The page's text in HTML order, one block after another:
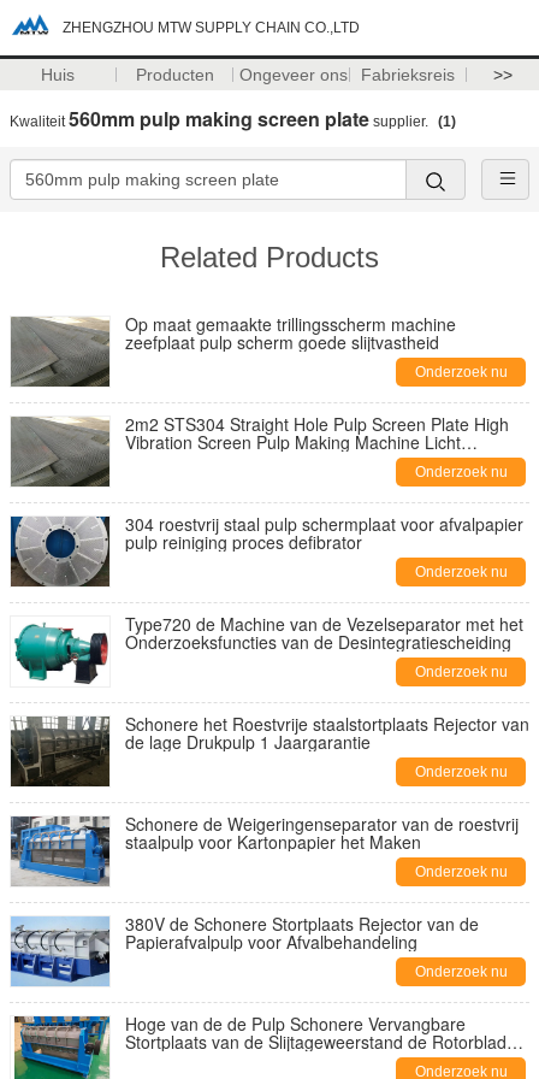
ZHENGZHOU MTW SUPPLY CHAIN CO.,LTD
Huis Producten Ongeveer ons Fabrieksreis >>
Kwaliteit560mm pulp making screen plate supplier. (1)
Related Products
Op maat gemaakte trillingsscherm machine
zeefplaat pulp scherm goede slijtvastheid
Onderzoek nu
2m2 STS304 Straight Hole Pulp Screen Plate High
Vibration Screen Pulp Making Machine Licht
Onderzoek nu
304 roestvrij staal pulp schermplaat voor afvalpapier
pulp reiniging proces defibrator
Onderzoek nu
Type720 de Machine van de Vezelseparator met het
Onderzoeksfuncties van de Desintegratiescheiding
Onderzoek nu
Schonere het Roestvrije staalstortplaats Rejector van
de lage Drukpulp 1 Jaargarantie
Onderzoek nu
Schonere de Weigeringenseparator van de roestvrij
staalpulp voor Kartonpapier het Maken
Onderzoek nu
380V de Schonere Stortplaats Rejector van de
Papierafvalpulp voor Afvalbehandeling
Onderzoek nu
Hoge van de de Pulp Schonere Vervangbare
Stortplaats van de Slijtageweerstand de Rotorbladen
Onderzoek nu